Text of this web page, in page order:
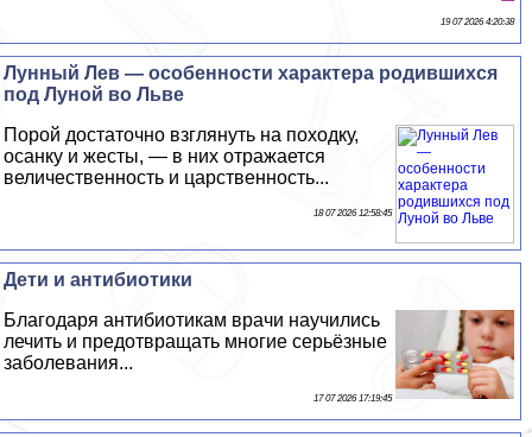
19 07 2026 4:20:38
Лунный Лев — особенности хаpaктера родившихся
под Луной во Льве
Порой достаточно взглянуть на походку,
осанку и жесты, — в них отражается
величественность и царственность...
18 07 2026 12:58:45
Дети и антибиотики
Благодаря антибиотикам врачи научились
лечить и предотвращать многие серьёзные
заболевания...
17 07 2026 17:19:45